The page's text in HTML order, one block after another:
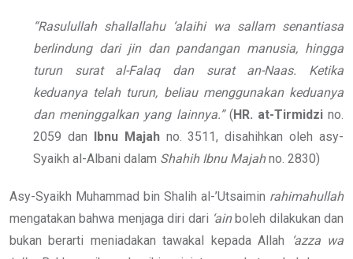
“Rasulullah shallallahu ‘alaihi wa sallam senantiasa
berlindung dari jin dan pandangan manusia, hingga
turun surat al-Falaq dan surat an-Naas. Ketika
keduanya telah turun, beliau menggunakan keduanya
dan meninggalkan yang lainnya.”(HR. at-Tirmidzino.
2059 dan Ibnu Majahno. 3511, disahihkan oleh asy-
Syaikh al-Albani dalam Shahih Ibnu Majahno. 2830)
Asy-Syaikh Muhammad bin Shalih al-’Utsaimin rahimahullah
mengatakan bahwa menjaga diri dari ‘ainboleh dilakukan dan
bukan berarti meniadakan tawakal kepada Allah
‘azza wa